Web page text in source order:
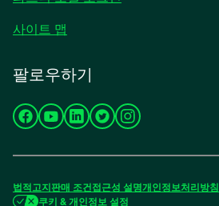
사이트 맵
팔로우하기
새
서
열
새
서
열
새
서
열
새
서
열
새
서
열
법적고지판매 조건접근성 설명개인정보처리방침
쿠키 & 개인정보 설정